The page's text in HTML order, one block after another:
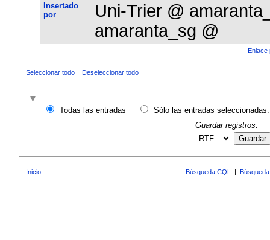
Insertado
por
Uni-Trier @
amaranta_sg @
Enlace
Seleccionar todo Deseleccionar todo
Todas las entradas
Sólo las entradas seleccionadas:
Guardar registros:
Guardar
Inicio Búsqueda CQL